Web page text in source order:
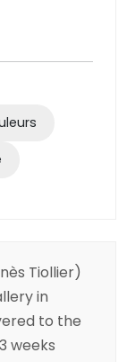
Tiollier)
in
to the
weeks